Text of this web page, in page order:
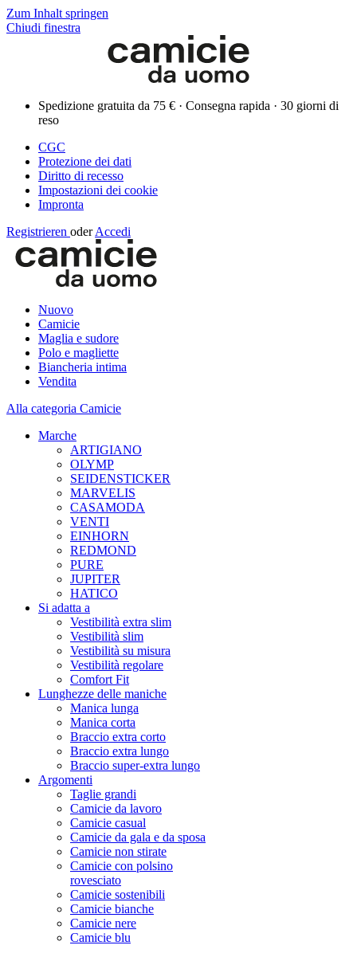
Zum Inhalt springen
Chiudi finestra
Spedizione gratuita da 75 € · Consegna rapida · 30 giorni di
reso
CGC
Protezione dei dati
Diritto di recesso
Impostazioni dei cookie
Impronta
Registrieren oder Accedi
Nuovo
Camicie
Maglia e sudore
Polo e magliette
Biancheria intima
Vendita
Alla categoria Camicie
Marche
ARTIGIANO
OLYMP
SEIDENSTICKER
MARVELIS
CASAMODA
VENTI
EINHORN
REDMOND
PURE
JUPITER
HATICO
Si adatta a
Vestibilità extra slim
Vestibilità slim
Vestibilità su misura
Vestibilità regolare
Comfort Fit
Lunghezze delle maniche
Manica lunga
Manica corta
Braccio extra corto
Braccio extra lungo
Braccio super-extra lungo
Argomenti
Taglie grandi
Camicie da lavoro
Camicie casual
Camicie da gala e da sposa
Camicie non stirate
Camicie con polsino
rovesciato
Camicie sostenibili
Camicie bianche
Camicie nere
Camicie blu